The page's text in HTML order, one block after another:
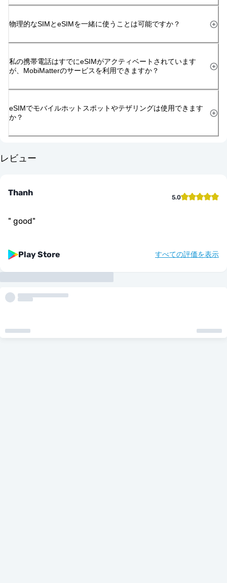
物理的なSIMとeSIMを一緒に使うことは可能ですか？
私の携帯電話はすでにeSIMがアクティベートされています
が、MobiMatterのサービスを利用できますか？
eSIMでモバイルホットスポットやテザリングは使用できます
か？
レビュー
Thanh 5.0
" good"
Play Store すべての評価を表示